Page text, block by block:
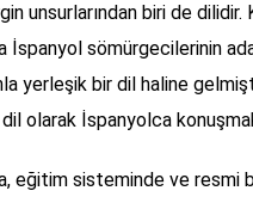
unsurlarından biri de dilidir.
İspanyol sömürgecilerinin
yerleşik bir dil haline
dil olarak İspanyolca
eğitim sisteminde ve